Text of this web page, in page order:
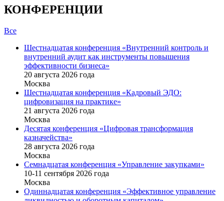
КОНФЕРЕНЦИИ
Все
Шестнадцатая конференция «Внутренний контроль и
внутренний аудит как инструменты повышения
эффективности бизнеса»
20 августа 2026 года
Москва
Шестнадцатая конференция «Кадровый ЭДО:
цифровизация на практике»
21 августа 2026 года
Москва
Десятая конференция «Цифровая трансформация
казначейства»
28 августа 2026 года
Москва
Семнадцатая конференция «Управление закупками»
10-11 сентября 2026 года
Москва
Одиннадцатая конференция «Эффективное управление